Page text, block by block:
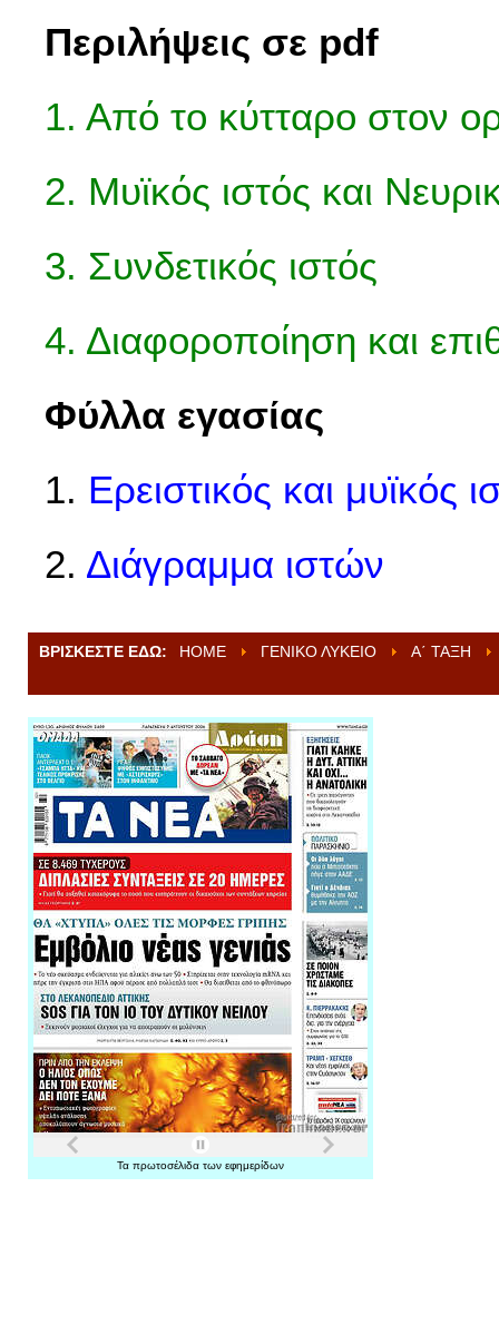
Περιλήψεις σε pdf
1. Από το κύτταρο στον
2. Μυϊκός ιστός και
3. Συνδετικός ιστός
4. Διαφοροποίηση και
Φύλλα εγασίας
1. Ερειστικός και μυϊκός
2. Διάγραμμα ιστών
ΒΡΊΣΚΕΣΤΕ ΕΔΏ: HOME ΓΕΝΙΚΌ ΛΎΚΕΙΟ Α΄ ΤΆΞΗ
Τα πρωτοσέλιδα των εφημερίδων